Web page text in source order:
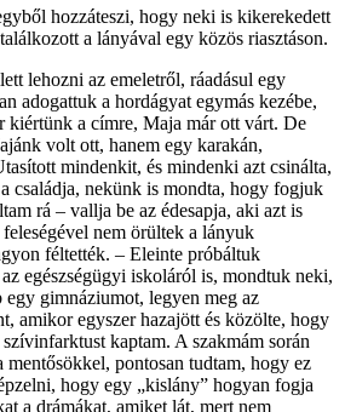
hozzáteszi, hogy neki is kikerekedett
a lányával egy közös riasztáson.
lehozni az emeletről, ráadásul egy
adogattuk a hordágyat egymás kezébe,
kiértünk a címre, Maja már ott várt. De
volt ott, hanem egy karakán,
mindenkit, és mindenki azt csinálta,
családja, nekünk is mondta, hogy fogjuk
rá – vallja be az édesapja, aki azt is
nem örültek a lányuk
féltették. – Eleinte próbáltuk
egészségügyi iskoláról is, mondtuk neki,
gimnáziumot, legyen meg az
amikor egyszer hazajött és közölte, hogy
kaptam. A szakmám során
pontosan tudtam, hogy ez
hogy egy „kislány” hogyan fogja
a drámákat, amiket lát, mert nem